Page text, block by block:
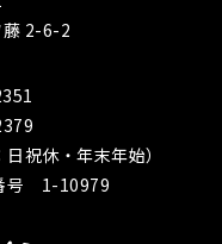
藤 2-6-2
祝休・年末年始）
号 1-10979